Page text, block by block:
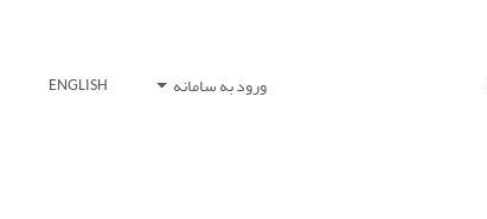
ورود به سامانه ENGLISH